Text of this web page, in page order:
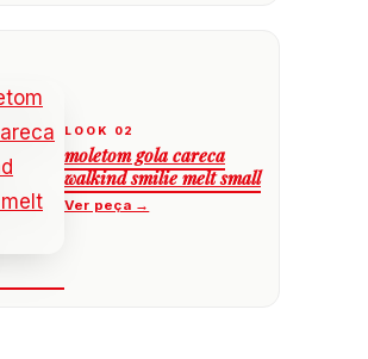
moletom gola careca
walkind smilie melt small